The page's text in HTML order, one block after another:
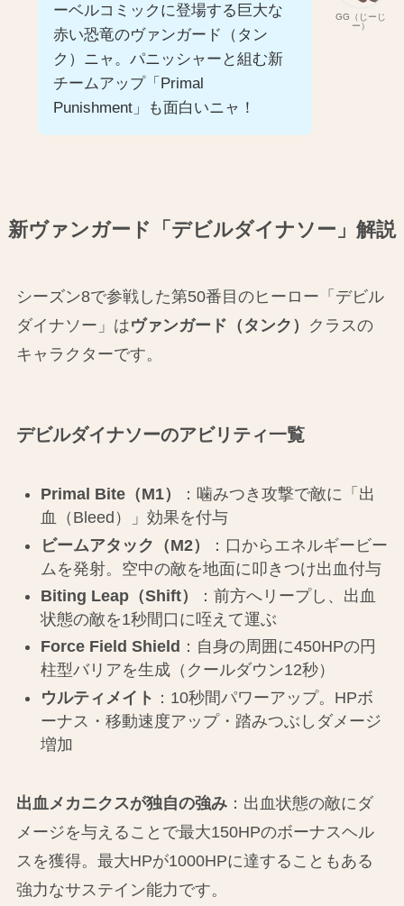
GG（じーじ
ー）
ーベルコミックに登場する巨大な
赤い恐竜のヴァンガード（タン
ク）ニャ。パニッシャーと組む新
チームアップ「Primal
Punishment」も面白いニャ！
新ヴァンガード「デビルダイナソー」解説
シーズン8で参戦した第50番目のヒーロー「デビル
ダイナソー」はヴァンガード（タンク）
クラスの
キャラクターです。
デビルダイナソーのアビリティ一覧
Primal Bite（M1）
：噛みつき攻撃で敵に「出
血（Bleed）」効果を付与
ビームアタック（M2）
：口からエネルギービー
ムを発射。空中の敵を地面に叩きつけ出血付与
Biting Leap（Shift）
：前方へリープし、出血
状態の敵を1秒間口に咥えて運ぶ
Force Field Shield ：自身の周囲に450HPの円
柱型バリアを生成（クールダウン12秒）
ウルティメイト ：10秒間パワーアップ。HPボ
ーナス・移動速度アップ・踏みつぶしダメージ
増加
出血メカニクスが独自の強み：出血状態の敵にダ
メージを与えることで最大150HPのボーナスヘル
スを獲得。最大HPが1000HPに達することもある
強力なサステイン能力です。